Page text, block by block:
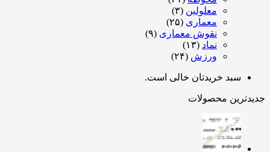
معلولین(۳)
معماری(۲۵)
نقوش معماری(۹)
نماد
(۱۳)
ورزش (۲۴)
سبد خریدتان خالی است.
محصولات